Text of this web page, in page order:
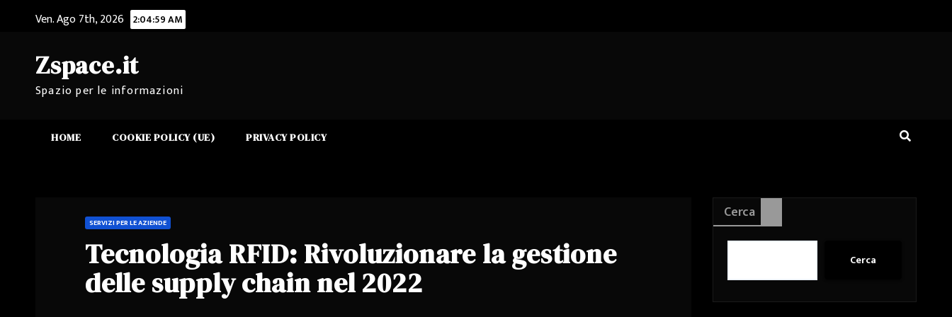
contenuto
Ven. Ago 7th, 2026 2:05:00 AM
Zspace.it
Spazio per le informazioni
HOME COOKIE POLICY (UE) PRIVACY POLICY
SERVIZI PER LE AZIENDE
Tecnologia RFID: Rivoluzionare la gestione
delle supply chain nel 2022
Cerca
Cerca